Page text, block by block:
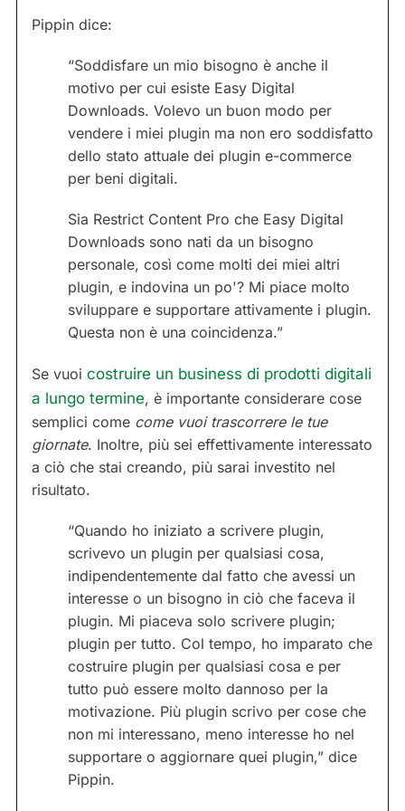
Pippin dice:
“Soddisfare un mio bisogno è anche il
motivo per cui esiste Easy Digital
Downloads. Volevo un buon modo per
vendere i miei plugin ma non ero soddisfatto
dello stato attuale dei plugin e-commerce
per beni digitali.
Sia Restrict Content Pro che Easy Digital
Downloads sono nati da un bisogno
personale, così come molti dei miei altri
plugin, e indovina un po'? Mi piace molto
sviluppare e supportare attivamente i plugin.
Questa non è una coincidenza.”
Se vuoi costruire un business di prodotti digitali
a lungo termine, è importante considerare cose
semplici come come vuoi trascorrere le tue
giornate. Inoltre, più sei effettivamente interessato
a ciò che stai creando, più sarai investito nel
risultato.
“Quando ho iniziato a scrivere plugin,
scrivevo un plugin per qualsiasi cosa,
indipendentemente dal fatto che avessi un
interesse o un bisogno in ciò che faceva il
plugin. Mi piaceva solo scrivere plugin;
plugin per tutto. Col tempo, ho imparato che
costruire plugin per qualsiasi cosa e per
tutto può essere molto dannoso per la
motivazione. Più plugin scrivo per cose che
non mi interessano, meno interesse ho nel
supportare o aggiornare quei plugin,” dice
Pippin.